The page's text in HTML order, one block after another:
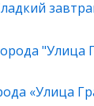
«Улица